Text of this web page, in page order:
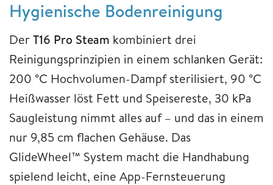
Hygienische Bodenreinigung
DerT16 Pro Steam kombiniert drei
Reinigungsprinzipien in einem schlanken Gerät:
200 °C Hochvolumen-Dampf sterilisiert, 90 °C
Heißwasser löst Fett und Speisereste, 30 kPa
Saugleistung nimmt alles auf – und das in einem
nur 9,85 cm flachen Gehäuse. Das
GlideWheel™ System macht die Handhabung
spielend leicht, eine App-Fernsteuerung